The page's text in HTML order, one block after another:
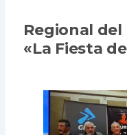
Regional del
«La Fiesta